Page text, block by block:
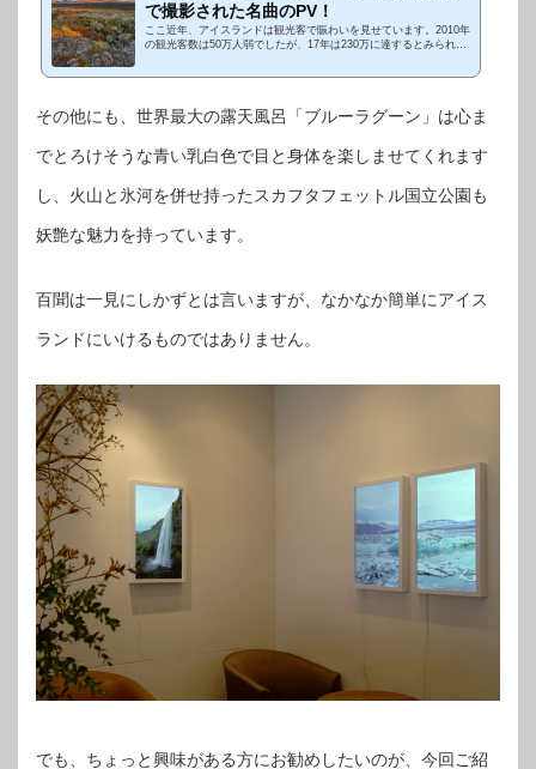
で撮影された名曲のPV！
ここ近年、アイスランドは観光客で賑わいを見せています。2010年
の観光客数は50万人弱でしたが、17年は230万に達するとみられて
その他にも、世界最大の露天風呂「ブルーラグーン」は心ま
でとろけそうな青い乳白色で目と身体を楽しませてくれます
し、火山と氷河を併せ持ったスカフタフェットル国立公園も
妖艶な魅力を持っています。
百聞は一見にしかずとは言いますが、なかなか簡単にアイス
ランドにいけるものではありません。
でも、ちょっと興味がある方にお勧めしたいのが、今回ご紹